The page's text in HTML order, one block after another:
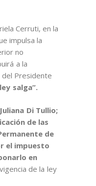
Cerruti, en la
impulsa la
no
a la
del Presidente
salga”.
Di Tullio;
de las
de
el impuesto
en
de la ley